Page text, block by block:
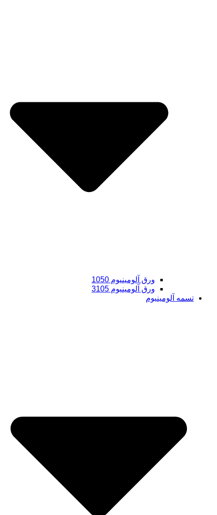
ورق آلومینیوم 1050
ورق آلومینیوم 3105
تسمه آلومینیوم